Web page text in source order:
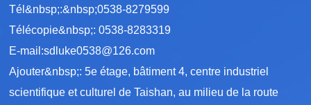
Tél&nbsp;:&nbsp;0538-8279599
Télécopie&nbsp;: 0538-8283319
E-mail:sdluke0538@126.com
Ajouter&nbsp;: 5e étage, bâtiment 4, centre industriel
scientifique et culturel de Taishan, au milieu de la route